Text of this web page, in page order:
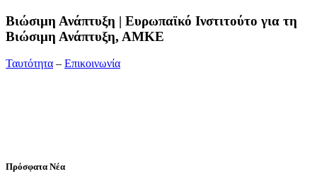
Bιώσιμη Ανάπτυξη | Ευρωπαϊκό Ινστιτούτο για τη
Βιώσιμη Ανάπτυξη, ΑΜΚΕ
Ταυτότητα – Επικοινωνία
Πρόσφατα Νέα